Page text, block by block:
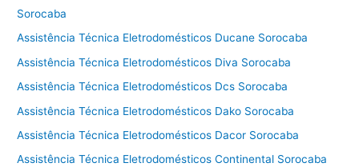
Sorocaba
Assistência Técnica Eletrodomésticos Ducane Sorocaba
Assistência Técnica Eletrodomésticos Diva Sorocaba
Assistência Técnica Eletrodomésticos Dcs Sorocaba
Assistência Técnica Eletrodomésticos Dako Sorocaba
Assistência Técnica Eletrodomésticos Dacor Sorocaba
Assistência Técnica Eletrodomésticos Continental Sorocaba